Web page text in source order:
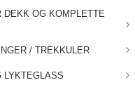
DEKK OG KOMPLETTE
/ TREKKULER
LYKTEGLASS